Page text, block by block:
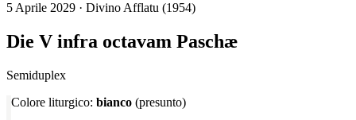
5 Aprile 2029 · Divino Afflatu (1954)
Die V infra octavam Paschæ
Semiduplex
Colore liturgico: bianco (presunto)